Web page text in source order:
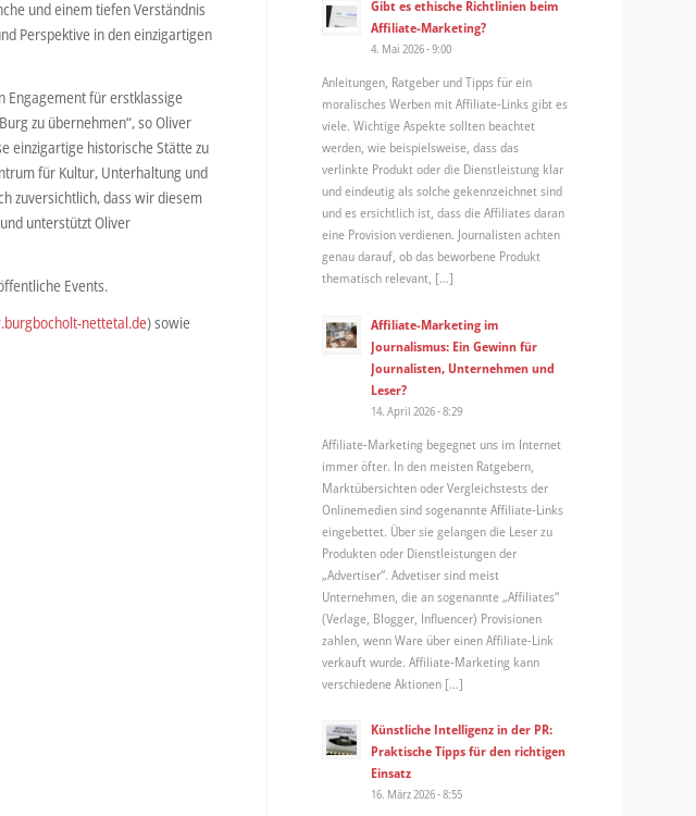
und einem tiefen Verständnis
Perspektive in den einzigartigen
Engagement für erstklassige
zu übernehmen“, so Oliver
einzigartige historische Stätte zu
für Kultur, Unterhaltung und
zuversichtlich, dass wir diesem
unterstützt Oliver
Events.
nettetal.de) sowie
Gibt es ethische Richtlinien beim
Affiliate-Marketing?
4. Mai 2026 - 9:00
Anleitungen, Ratgeber und Tipps für ein
moralisches Werben mit Affiliate-Links gibt es
viele. Wichtige Aspekte sollten beachtet
werden, wie beispielsweise, dass das
verlinkte Produkt oder die Dienstleistung klar
und eindeutig als solche gekennzeichnet sind
und es ersichtlich ist, dass die Affiliates daran
eine Provision verdienen. Journalisten achten
genau darauf, ob das beworbene Produkt
thematisch relevant, […]
Affiliate-Marketing im
Journalismus: Ein Gewinn für
Journalisten, Unternehmen und
Leser?
14. April 2026 - 8:29
Affiliate-Marketing begegnet uns im Internet
immer öfter. In den meisten Ratgebern,
Marktübersichten oder Vergleichstests der
Onlinemedien sind sogenannte Affiliate-Links
eingebettet. Über sie gelangen die Leser zu
Produkten oder Dienstleistungen der
„Advertiser“. Advetiser sind meist
Unternehmen, die an sogenannte „Affiliates“
(Verlage, Blogger, Influencer) Provisionen
zahlen, wenn Ware über einen Affiliate-Link
verkauft wurde. Affiliate-Marketing kann
verschiedene Aktionen […]
Künstliche Intelligenz in der PR:
Praktische Tipps für den richtigen
Einsatz
16. März 2026 - 8:55